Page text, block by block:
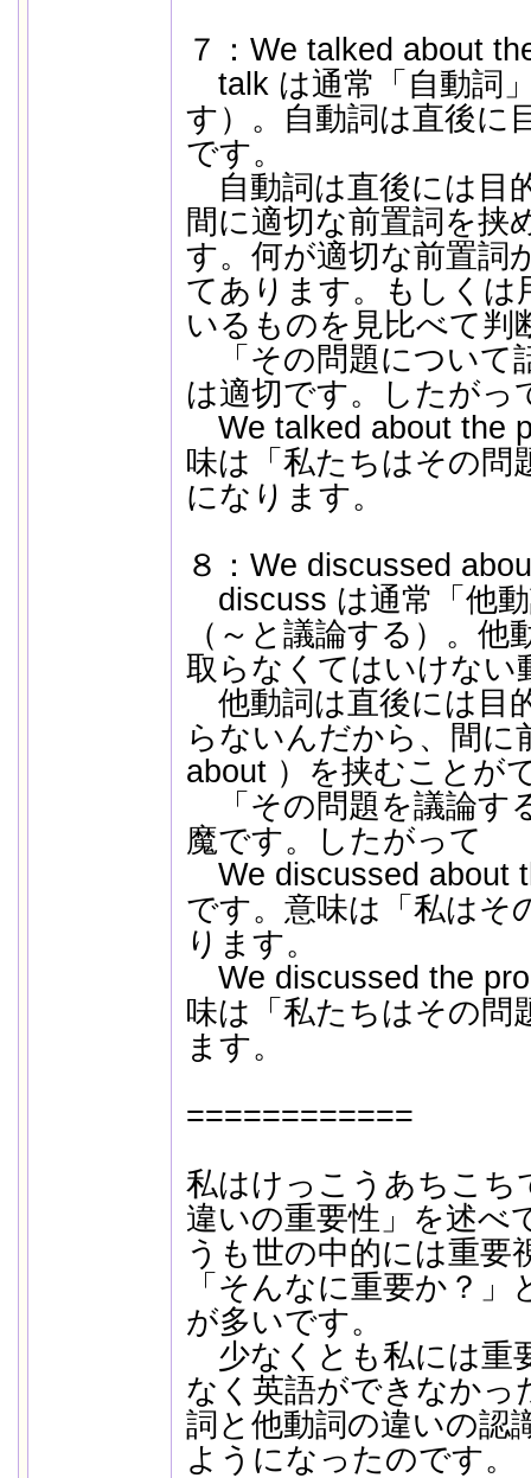
７：We talked about
talk は通常「自動詞
す）。自動詞は直後に
です。
自動詞は直後には目
間に適切な前置詞を挟
す。何が適切な前置詞
てあります。もしくは
いるものを見比べて判
「その問題について
は適切です。したがっ
We talked about the
味は「私たちはその問
になります。
８：We discussed
discuss は通常「他
（～と議論する）。
取らなくてはいけない
他動詞は直後には目
らないんだから、間に
about ）を挟むことが
「その問題を議論す
魔です。したがって
We discussed about
です。意味は「私はそ
ります。
We discussed the
味は「私たちはその問
ます。
============
私はけっこうあちこち
違いの重要性」を述べ
うも世の中的には重要
「そんなに重要か？
が多いです。
少なくとも私には重
なく英語ができなかっ
詞と他動詞の違いの認
ようになったのです。